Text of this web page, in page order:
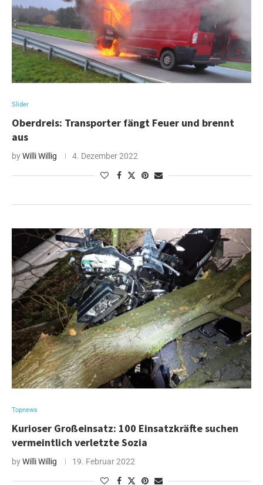
Slider
Oberdreis: Transporter fängt Feuer und brennt
aus
byWilli Willig 4. Dezember 2022
Topnews
Kurioser Großeinsatz: 100 Einsatzkräfte suchen
vermeintlich verletzte Sozia
byWilli Willig 19. Februar 2022